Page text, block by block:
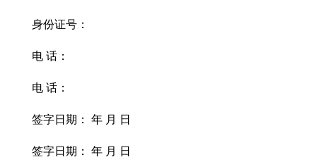
身份证号：
电 话：
电 话：
签字日期： 年 月 日
签字日期： 年 月 日